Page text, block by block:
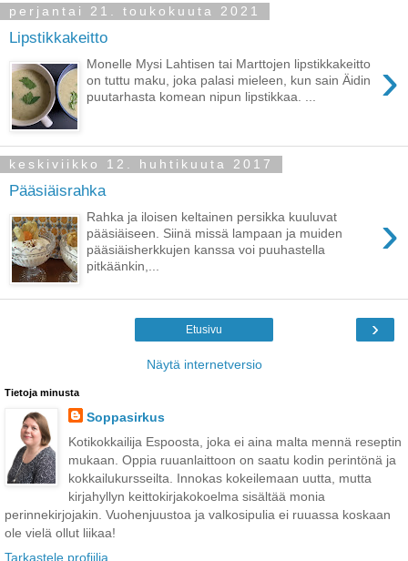
perjantai 21. toukokuuta 2021
Lipstikkakeitto
›
Monelle Mysi Lahtisen tai Marttojen lipstikkakeitto
on tuttu maku, joka palasi mieleen, kun sain Äidin
puutarhasta komean nipun lipstikkaa. ...
keskiviikko 12. huhtikuuta 2017
Pääsiäisrahka
›
Rahka ja iloisen keltainen persikka kuuluvat
pääsiäiseen. Siinä missä lampaan ja muiden
pääsiäisherkkujen kanssa voi puuhastella
pitkäänkin,...
›
Etusivu
Näytä internetversio
Tietoja minusta
Soppasirkus
Kotikokkailija Espoosta, joka ei aina malta mennä reseptin
mukaan. Oppia ruuanlaittoon on saatu kodin perintönä ja
kokkailukursseilta. Innokas kokeilemaan uutta, mutta
kirjahyllyn keittokirjakokoelma sisältää monia
perinnekirjojakin. Vuohenjuustoa ja valkosipulia ei ruuassa koskaan
ole vielä ollut liikaa!
Tarkastele profiilia